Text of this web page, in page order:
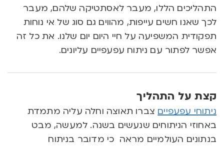
התהליכים הללו, מעבר לאסתטיקה שלהם, מעבר
לכך שאנו חשים עייפות, מהווים גם סוג של אי נוחות
תפקודית המשפיעה על חיי היום יום שלנו. את כל זה
אפשר לפתור עם ניתוח עפעפיים עליונים.
קצת על התהליך
ניתוחי עפעפיים צברו תאוצה וחלה עליה מתמדת
באחוזי הניתוחים שנעשים בשנה. למעשה, מבט
בנתונים העולמיים מראה כי מדובר בניתוח